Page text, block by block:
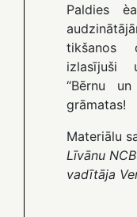
Paldies
tikšanos
izlasījuši
“Bērnu
grāmatas!
Materiālu
Līvānu
vadītāja